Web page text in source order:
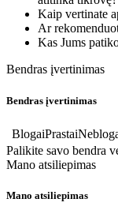
Kaip vertinate
Ar
Kas Jums
Bendras įvertinimas
Bendras įvertinimas
BlogaiPrastai
Palikite savo bendra
Mano atsiliepimas
Mano atsiliepimas